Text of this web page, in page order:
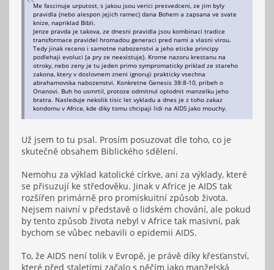
Me fascinuje urputost, s jakou jsou verici presvedceni, ze jim byly
pravidla (nebo alespon jejich ramec) dana Bohem a zapsana ve svate
knize, napriklad Bibli.
Jenze pravda je takova, ze dnesni pravidla jsou kombinaci tradice
transformace pravidel hromadou generaci pred nami a vlasni virou.
Tedy jinak receno i samotne nabozenstvi a jeho eticke principy
podlehaji evoluci (a pry ze neexistuje). Krome nazoru krestanu na
otroky, nebo zeny je tu jeden primo sympromaticky priklad ze stareho
zakona, ktery v doslovnem zneni ignoruji prakticky vsechna
abrahamovska nabozenstvi. Konkretne Genesis 38:8-10, pribeh o
Onanovi. Buh ho usmrtil, protoze odmitnul oplodnit manzelku jeho
bratra. Nasleduje nekolik tisic let vykladu a dnes je z toho zakaz
kondomu v Africe, kde diky tomu chcipaji lidi na AIDS jako mouchy.
Už jsem to tu psal. Prosím posuzovat dle toho, co je
skutečně obsahem Biblického sdělení.
Nemohu za výklad katolické církve, ani za výklady, které
se přisuzují ke středověku. Jinak v Africe je AIDS tak
rozšířen primárně pro promiskuitní způsob života.
Nejsem naivní v představě o lidském chování, ale pokud
by tento způsob života nebyl v Africe tak masivní, pak
bychom se vůbec nebavili o epidemii AIDS.
To, že AIDS není tolik v Evropě, je právě díky křesťanství,
které před staletími začalo s něčím jako manželská